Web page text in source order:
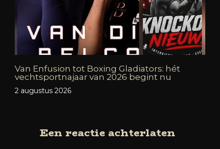
Van Enfusion tot Boxing Gladiators: hét
vechtsportnajaar van 2026 begint nu
2 augustus 2026
Een reactie achterlaten